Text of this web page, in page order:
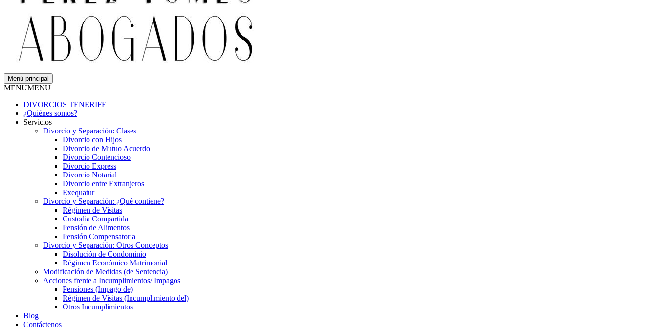
Menú principal
MENUMENU
DIVORCIOS TENERIFE
¿Quiénes somos?
Servicios
Divorcio y Separación: Clases
Divorcio con Hijos
Divorcio de Mutuo Acuerdo
Divorcio Contencioso
Divorcio Express
Divorcio Notarial
Divorcio entre Extranjeros
Exequatur
Divorcio y Separación: ¿Qué contiene?
Régimen de Visitas
Custodia Compartida
Pensión de Alimentos
Pensión Compensatoria
Divorcio y Separación: Otros Conceptos
Disolución de Condominio
Régimen Económico Matrimonial
Modificación de Medidas (de Sentencia)
Acciones frente a Incumplimientos/ Impagos
Pensiones (Impago de)
Régimen de Visitas (Incumplimiento del)
Otros Incumplimientos
Blog
Contáctenos